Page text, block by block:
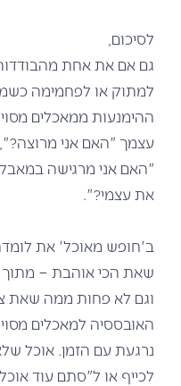
לסיכום,
גם אם את אחת
למתוק או לפחמימה
ההימנעות ממאכלים
עצמך "האם אני
"האם אני מרגישה
את עצמי?".
ב'חופש מאוכל' את
שאת הכי אוהבת – מתוך
וגם לא פחות ממה שאת
האובססיה למאכלים
נרגעת עם הזמן. אוכל
לכייף או ל"סתם עוד